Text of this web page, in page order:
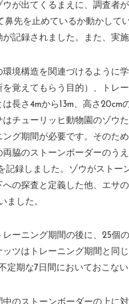
が出てくるまえに、調査者
鼻先を止めているか動かし
記録されました。また、実
環境構造を関連づけるように
覚えてもらう目的）、トレ
長さ4mから13m、高さ
はチューリッヒ動物園のゾウ
グ期間が必要です。そのた
両脇のストーンボーダーのう
記録しました。ゾウがスト
の探査と定義した他、エサ
ました。
レーニング期間の後に、25個
ッツはトレーニング期間と同
定期な7日間においておこない